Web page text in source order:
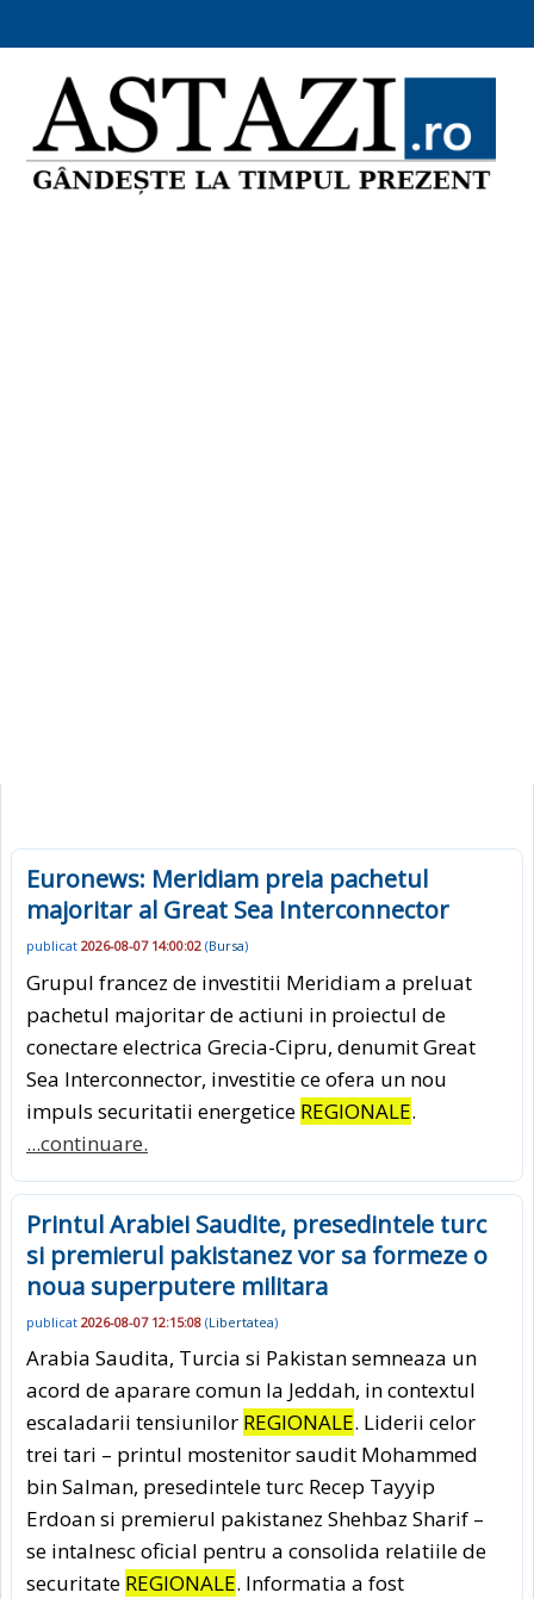
Euronews: Meridiam preia pachetul
majoritar al Great Sea Interconnector
publicat 2026-08-07 14:00:02 (Bursa)
Grupul francez de investitii Meridiam a preluat
pachetul majoritar de actiuni in proiectul de
conectare electrica Grecia-Cipru, denumit Great
Sea Interconnector, investitie ce ofera un nou
impuls securitatii energetice REGIONALE.
...continuare.
Printul Arabiei Saudite, presedintele turc
si premierul pakistanez vor sa formeze o
noua superputere militara
publicat 2026-08-07 12:15:08 (Libertatea)
Arabia Saudita, Turcia si Pakistan semneaza un
acord de aparare comun la Jeddah, in contextul
escaladarii tensiunilor REGIONALE. Liderii celor
trei tari – printul mostenitor saudit Mohammed
bin Salman, presedintele turc Recep Tayyip
Erdoan si premierul pakistanez Shehbaz Sharif –
se intalnesc oficial pentru a consolida relatiile de
securitate REGIONALE. Informatia a fost